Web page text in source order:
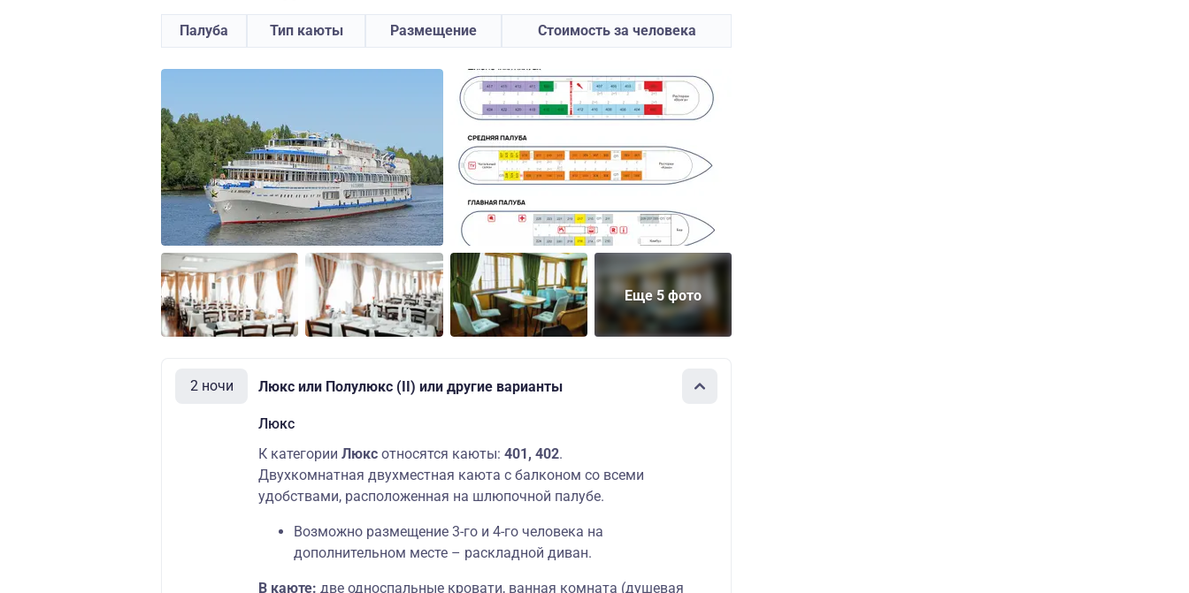
Палуба Тип каюты Размещение Стоимость за человека
Еще 5 фото
2 ночи Люкс или Полулюкс (II) или другие варианты
Люкс
К категории Люкс относятся каюты: 401, 402.
Двухкомнатная двухместная каюта с балконом со всеми
удобствами, расположенная на шлюпочной палубе.
Возможно размещение 3-го и 4-го человека на
дополнительном месте – раскладной диван.
В каюте: две односпальные кровати, ванная комната (душевая